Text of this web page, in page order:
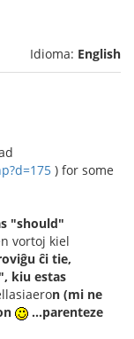
Idioma: English
) for some
"should"
vortoj kiel
ĉi tie,
kiu estas
n (mi ne
...parenteze